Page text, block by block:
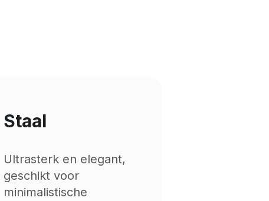
Staal
Ultrasterk en elegant,
geschikt voor
minimalistische